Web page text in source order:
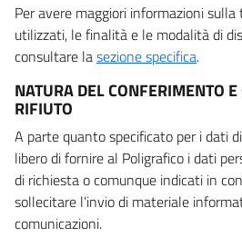
Per avere maggiori informazioni sulla
utilizzati, le finalità e le modalità di
consultare lasezione specifica.
NATURA DEL CONFERIMENTO
RIFIUTO
A parte quanto specificato per i dati
libero di fornire al Poligrafico i dati
di richiesta o comunque indicati in
sollecitare l’invio di materiale
comunicazioni.